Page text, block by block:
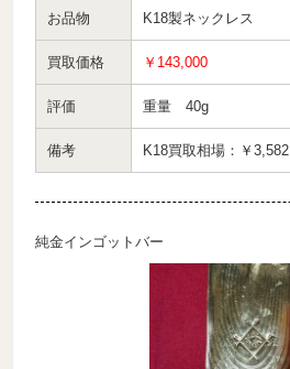
お品物 K18製ネックレス
買取価格 ￥143,000
評価 重量 40g
備考 K18買取相場：￥3,582
純金インゴットバー